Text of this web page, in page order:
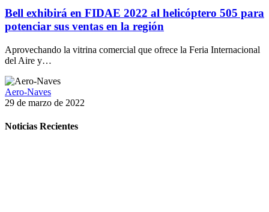
Bell exhibirá en FIDAE 2022 al helicóptero 505 para
potenciar sus ventas en la región
Aprovechando la vitrina comercial que ofrece la Feria Internacional
del Aire y…
Aero-Naves
29 de marzo de 2022
Noticias Recientes